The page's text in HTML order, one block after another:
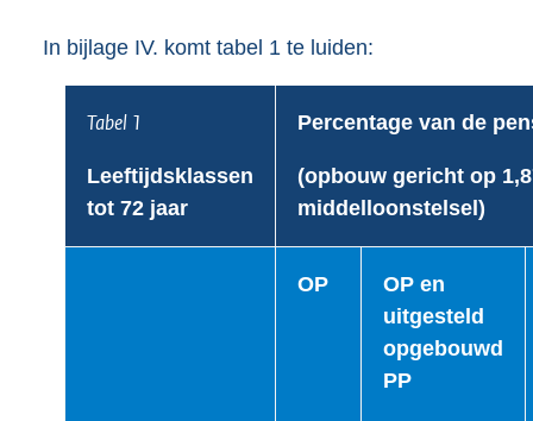
In bijlage IV. komt tabel 1 te luiden:
Tabel 1
Leeftijdsklassen
tot 72 jaar
Percentage van de
(opbouw gericht op
middelloonstelsel)
OP
OP en
uitgesteld
opgebouwd
PP